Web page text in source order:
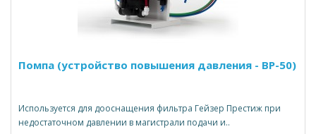
Помпа (устройство повышения давления - BP-50)
Используется для дооснащения фильтра Гейзер Престиж при
недостаточном давлении в магистрали подачи и..